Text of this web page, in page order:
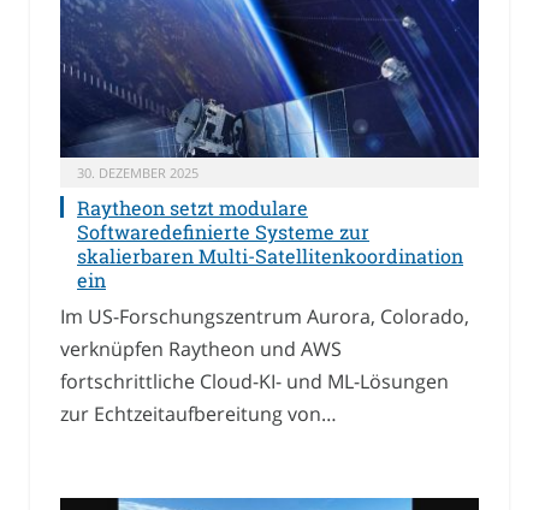
30. DEZEMBER 2025
Raytheon setzt modulare
Softwaredefinierte Systeme zur
skalierbaren Multi-Satellitenkoordination
ein
Im US-Forschungszentrum Aurora, Colorado,
verknüpfen Raytheon und AWS
fortschrittliche Cloud-KI- und ML-Lösungen
zur Echtzeitaufbereitung von…